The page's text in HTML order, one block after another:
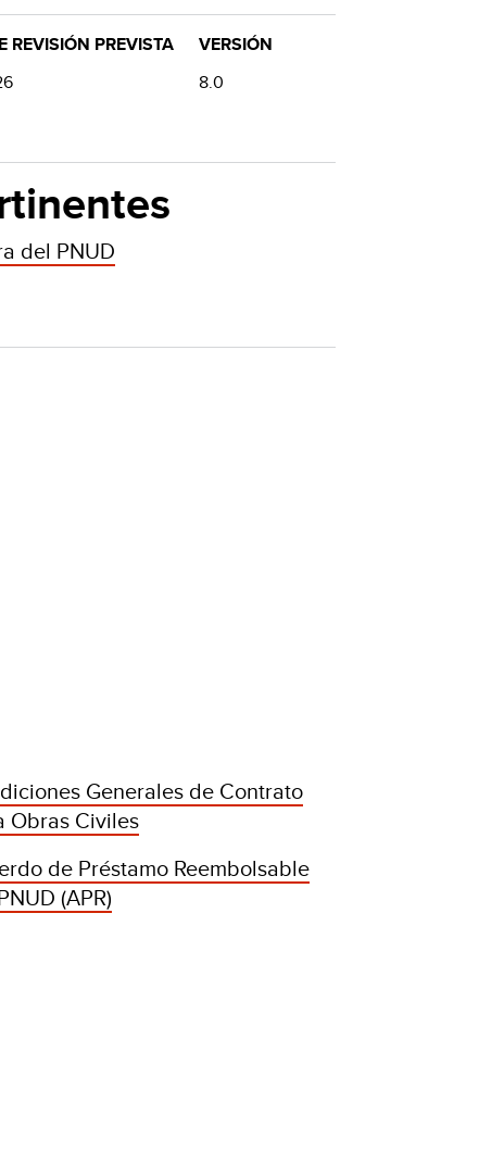
REVISIÓN PREVISTA
VERSIÓN
8.0
del PNUD
Generales de Contrato
Obras Civiles
de Préstamo Reembolsable
(APR)